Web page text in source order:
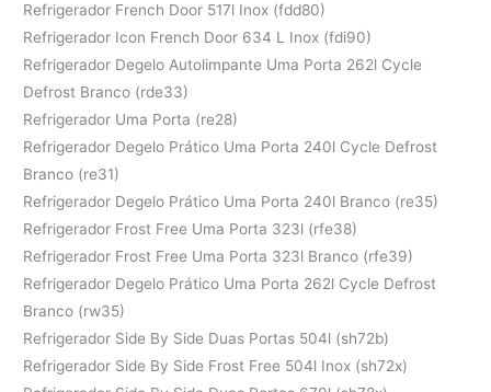
Refrigerador French Door 517l Inox (fdd80)
Refrigerador Icon French Door 634 L Inox (fdi90)
Refrigerador Degelo Autolimpante Uma Porta 262l Cycle
Defrost Branco (rde33)
Refrigerador Uma Porta (re28)
Refrigerador Degelo Prático Uma Porta 240l Cycle Defrost
Branco (re31)
Refrigerador Degelo Prático Uma Porta 240l Branco (re35)
Refrigerador Frost Free Uma Porta 323l (rfe38)
Refrigerador Frost Free Uma Porta 323l Branco (rfe39)
Refrigerador Degelo Prático Uma Porta 262l Cycle Defrost
Branco (rw35)
Refrigerador Side By Side Duas Portas 504l (sh72b)
Refrigerador Side By Side Frost Free 504l Inox (sh72x)